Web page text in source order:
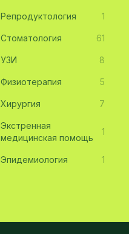
Репродуктология 1
Стоматология 61
УЗИ 8
Физиотерапия 5
Хирургия 7
Экстренная
медицинская помощь
1
Эпидемиология 1